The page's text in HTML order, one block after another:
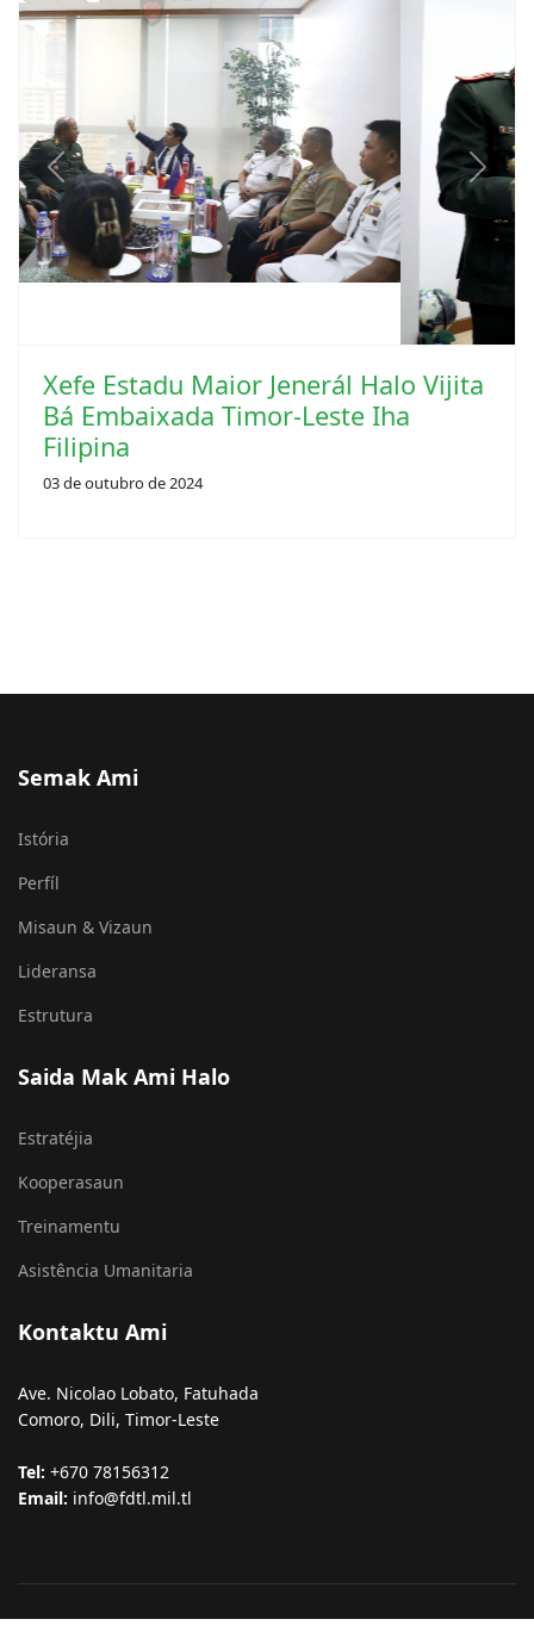
Previous Next
Xefe Estadu Maior Jenerál Halo Vijita
Bá Embaixada Timor-Leste Iha
Filipina
03 de outubro de 2024
Semak Ami
Istória
Perfíl
Misaun & Vizaun
Lideransa
Estrutura
Saida Mak Ami Halo
Estratéjia
Kooperasaun
Treinamentu
Asistência Umanitaria
Kontaktu Ami
Ave. Nicolao Lobato, Fatuhada
Comoro, Dili, Timor-Leste
Tel: +670 78156312
Email: info@fdtl.mil.tl
© 2026 FALINTIL-FDTL. All Rights Reserved.